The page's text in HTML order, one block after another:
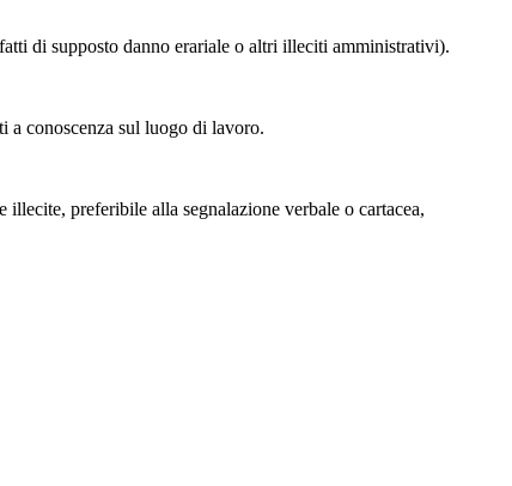
di supposto danno erariale o altri illeciti amministrativi).
a conoscenza sul luogo di lavoro.
preferibile alla segnalazione verbale o cartacea,